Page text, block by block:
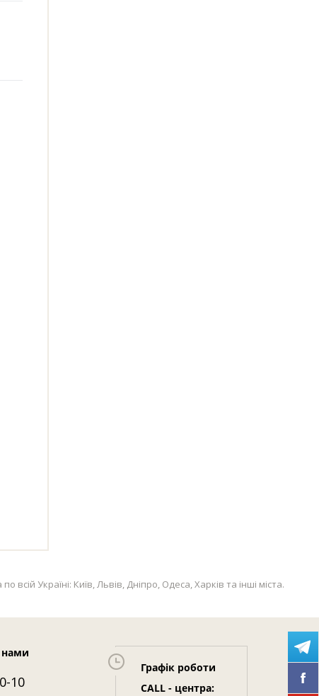
Україні: Київ, Львів, Дніпро, Одеса, Харків та інші міста.
нами
10
Графік роботи
CALL - центра: